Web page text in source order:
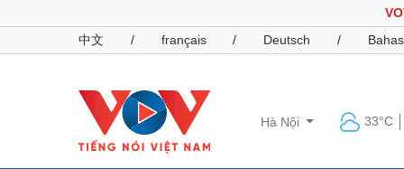
中文
/ français / Deutsch /
Hà Nội 33°C